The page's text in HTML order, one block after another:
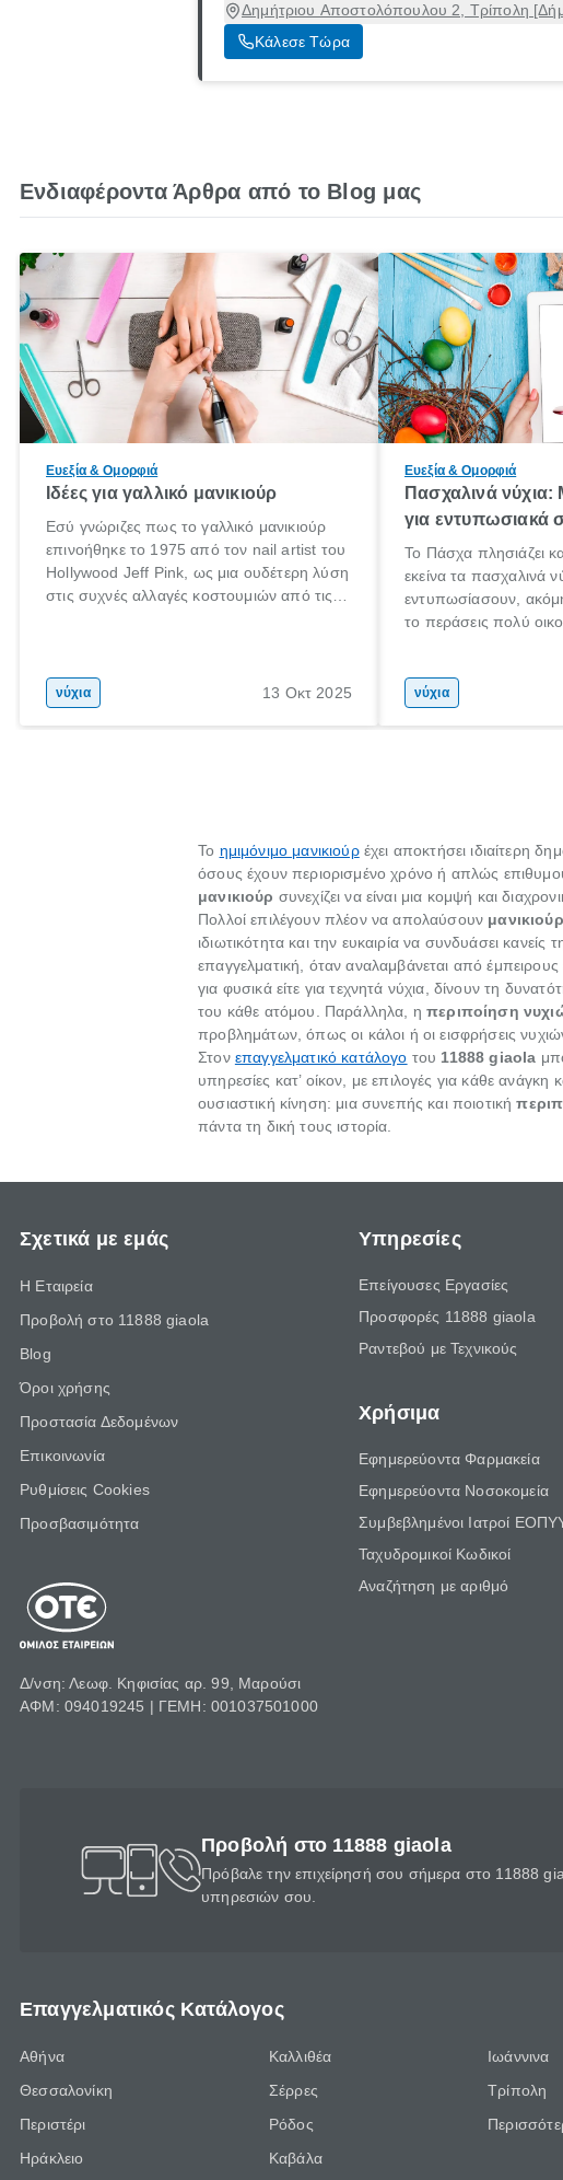
Δημήτριου Αποστολόπουλου 2, Τρίπολη
Κάλεσε Τώρα
Ενδιαφέροντα Άρθρα από το Blog μας
Ευεξία & Ομορφιά
Ιδέες για γαλλικό μανικιούρ
Εσύ γνώριζες πως το γαλλικό μανικιούρ
επινοήθηκε το 1975 από τον nail artist του
Hollywood Jeff Pink, ως μια ουδέτερη λύση
στις συχνές αλλαγές κοστουμιών από τις
απαλή ροζ βάση νυχιού με λευκές άκρες
ορίζεται ως η βασική εκδοχή του
νύχια 13 Οκτ 2025
Ευεξία & Ομορφιά
Πασχαλινά νύχια:
για εντυπωσιακά
Το Πάσχα πλησιάζει
εκείνα τα πασχαλινά
εντυπωσίασουν,
το περάσεις πολύ
πεντικιούρ.
νύχια
Το ημιμόνιμο μανικιούρέχει αποκτήσει ιδιαίτερη
όσους έχουν περιορισμένο χρόνο ή απλώς
μανικιούρ συνεχίζει να είναι μια κομψή και
Πολλοί επιλέγουν πλέον να απολαύσουν
ιδιωτικότητα και την ευκαιρία να συνδυάσει
επαγγελματική, όταν αναλαμβάνεται από
για φυσικά είτε για τεχνητά νύχια, δίνουν τη
του κάθε ατόμου. Παράλληλα, ηπεριποίηση
προβλημάτων, όπως οι κάλοι ή οι εισφρήσεις
Στον επαγγελματικό κατάλογο του 11888 giaola
υπηρεσίες κατ’ οίκον, με επιλογές για κάθε
ουσιαστική κίνηση: μια συνεπής και ποιοτική
πάντα τη δική τους ιστορία.
Σχετικά με εμάς
Η Εταιρεία
Προβολή στο 11888 giaola
Blog
Όροι χρήσης
Προστασία Δεδομένων
Επικοινωνία
Ρυθμίσεις Cookies
Προσβασιμότητα
Δ/νση: Λεωφ. Κηφισίας αρ. 99, Μαρούσι
ΑΦΜ: 094019245 | ΓΕΜΗ: 001037501000
Υπηρεσίες
Επείγουσες Εργασίες
Προσφορές 11888 giaola
Ραντεβού με Τεχνικούς
Χρήσιμα
Εφημερεύοντα Φαρμακεία
Εφημερεύοντα Νοσοκομεία
Συμβεβλημένοι Ιατροί
Ταχυδρομικοί Κωδικοί
Αναζήτηση με αριθμό
Προβολή στο 11888 giaola
Πρόβαλε την επιχείρησή σου σήμερα στο 11888
υπηρεσιών σου.
Επαγγελματικός Κατάλογος
Αθήνα
Θεσσαλονίκη
Περιστέρι
Ηράκλειο
Καλλιθέα
Σέρρες
Ρόδος
Καβάλα
Ιωάννινα
Τρίπολη